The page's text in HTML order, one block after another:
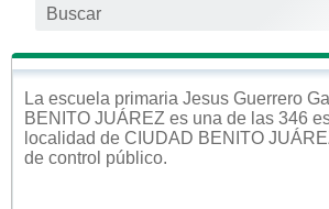
La escuela primaria Jesus Guerrero
BENITO JUÁREZ es una de las 346
localidad de CIUDAD BENITO
de control público.